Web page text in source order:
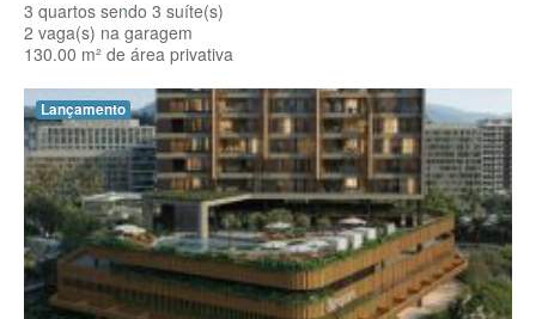
3 quartos sendo 3 suíte(s)
2 vaga(s) na garagem
130.00 m² de área privativa
Lançamento